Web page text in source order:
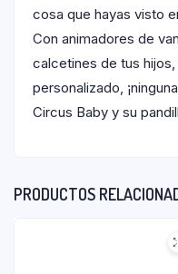
cosa que hayas visto
Con animadores de
calcetines de tus
personalizado,
Circus Baby y su
PRODUCTOS